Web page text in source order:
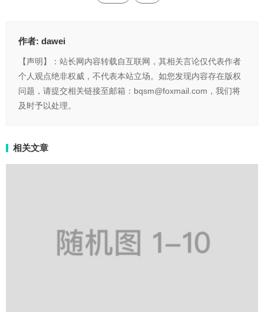
作者: dawei
【声明】：站长网内容转载自互联网，其相关言论仅代表作者
个人观点绝非权威，不代表本站立场。如您发现内容存在版权
问题，请提交相关链接至邮箱：bqsm@foxmail.com，我们将
及时予以处理。
相关文章